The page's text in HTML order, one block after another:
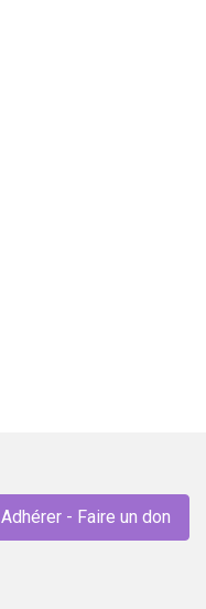
Adhérer - Faire un don